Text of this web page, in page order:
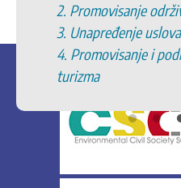
2. Promovisanje
3. Unapređenje
4. Promovisanje i
turizma